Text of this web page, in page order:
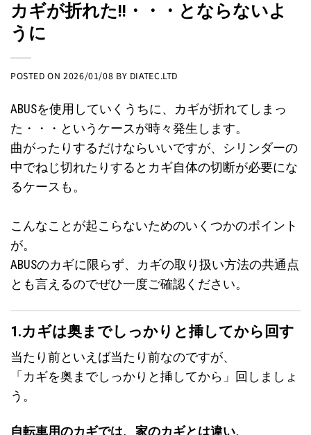
カギが折れた!!・・・とならないよ
うに
POSTED ON2026/01/08 BY DIATEC.LTD
ABUSを使用していくうちに、カギが折れてしまっ
た・・・というケースが時々発生します。
曲がったりするだけならいいですが、シリンダーの
中でねじ切れたりするとカギ自体の切断が必要にな
るケースも。
こんなことが起こらないためのいくつかのポイント
が。
ABUSのカギに限らず、カギの取り扱い方法の共通点
とも言えるのでぜひ一度ご確認ください。
1.カギは奥までしっかりと挿してから回す
当たり前といえば当たり前なのですが、
「カギを奥までしっかりと挿してから」回しましょ
う。
自転車用のカギでは、家のカギとは違い、